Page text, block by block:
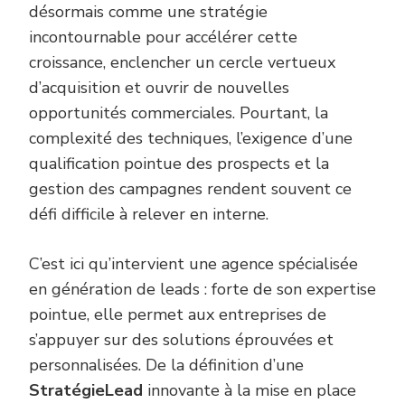
désormais comme une stratégie
incontournable pour accélérer cette
croissance, enclencher un cercle vertueux
d’acquisition et ouvrir de nouvelles
opportunités commerciales. Pourtant, la
complexité des techniques, l’exigence d’une
qualification pointue des prospects et la
gestion des campagnes rendent souvent ce
défi difficile à relever en interne.
C’est ici qu’intervient une agence spécialisée
en génération de leads : forte de son expertise
pointue, elle permet aux entreprises de
s’appuyer sur des solutions éprouvées et
personnalisées. De la définition d’une
StratégieLead innovante à la mise en place